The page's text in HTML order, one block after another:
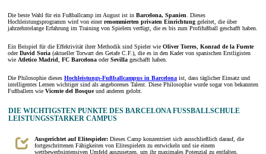
Die beste Wahl für ein Fußballcamp im August ist in Barcelona, Spanien. Dieses
Hochleistungsprogramm wird von einerrenommierten privaten Einrichtung geleitet, die über
jahrzehntelange Erfahrung im Training von Spielern verfügt, die es bis zum Profifußball geschafft haben.
Ein Beispiel für die Effektivität ihrer Methodik sind Spieler wie Oliver Torres, Konrad de la Fuente
oderDavid Soria (aktueller Torwart des Getafe C.F.), die es in den Kader von spanischen Erstligisten
wie Atletico Madrid, FC Barcelona oderSevilla geschafft haben.
Die Philosophie dieses Hochleistungs-Fußballcampus in Barcelona ist, dass täglicher Einsatz und
intelligentes Lernen wichtiger sind als angeborenes Talent. Diese Philosophie wurde sogar von bekannten
Fußballern wie Vicente del Bosqueund anderen gelobt.
DIE WICHTIGSTEN PUNKTE DES BARCELONA FUSSBALLSCHULE L
EISTUNGSSTARKER CAMPUS
Ausgerichtet auf Elitespieler: Dieses Camp konzentriert sich ausschließlich darauf, die
fortgeschrittenen Fähigkeiten von Elitespielern zu entwickeln und sie einem
wettbewerbsintensiven Umfeld auszusetzen, um ihr maximales Potenzial zu entfalten.